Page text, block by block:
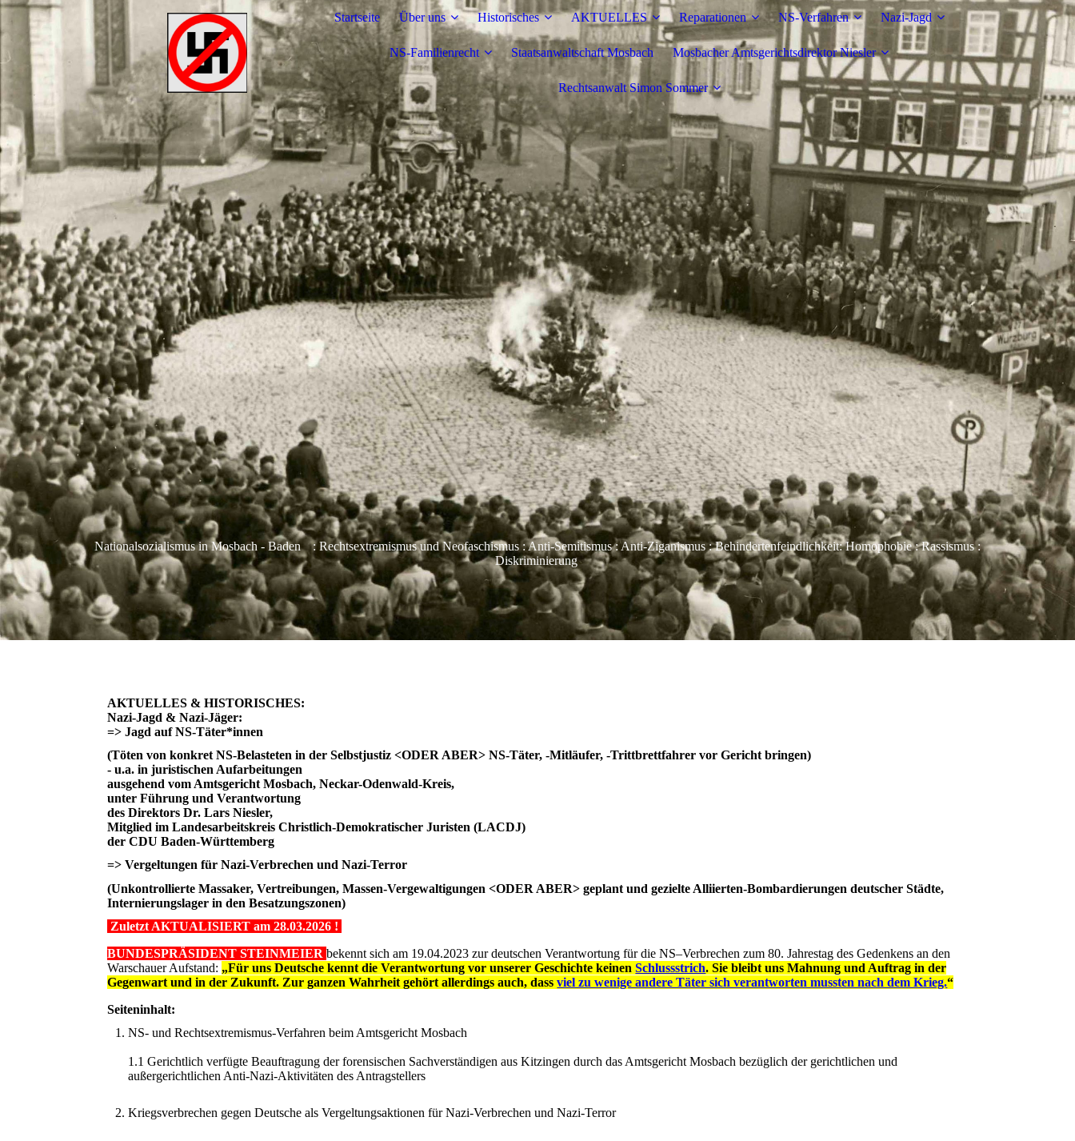
Startseite Über uns Historisches AKTUELLES Reparationen NS-Verfahren Nazi-Jagd
NS-Familienrecht Staatsanwaltschaft Mosbach Mosbacher Amtsgerichtsdirektor Niesler
Rechtsanwalt Simon Sommer
Nationalsozialismus in Mosbach - Baden
: Rechtsextremismus und Neofaschismus : Anti-Semitismus : Anti-Ziganismus : Behindertenfeindlichkeit: Homophobie : Rassismus :
Diskriminierung
AKTUELLES & HISTORISCHES:
Nazi-Jagd & Nazi-Jäger:
=> Jagd auf NS-Täter*innen
(Töten von konkret NS-Belasteten in der Selbstjustiz <ODER ABER> NS-Täter, -Mitläufer, -Trittbrettfahrer vor Gericht bringen)
- u.a. in juristischen Aufarbeitungen
ausgehend vom Amtsgericht Mosbach, Neckar-Odenwald-Kreis,
unter Führung und Verantwortung
des Direktors Dr. Lars Niesler,
Mitglied im Landesarbeitskreis Christlich-Demokratischer Juristen (LACDJ)
der CDU Baden-Württemberg
=> Vergeltungen für Nazi-Verbrechen und Nazi-Terror
(Unkontrollierte Massaker, Vertreibungen, Massen-Vergewaltigungen <ODER ABER> geplant und gezielte Alliierten-Bombardierungen deutscher Städte,
Internierungslager in den Besatzungszonen)
Zuletzt AKTUALISIERT am 28.03.2026 !
BUNDESPRÄSIDENT STEINMEIERbekennt sich am 19.04.2023 zur deutschen Verantwortung für die NS–Verbrechen zum 80. Jahrestag des Gedenkens an den
Warschauer Aufstand: „Für uns Deutsche kennt die Verantwortung vor unserer Geschichte keinenSchlussstrich. Sie bleibt uns Mahnung und Auftrag in der
Gegenwart und in der Zukunft. Zur ganzen Wahrheit gehört allerdings auch, dassviel zu wenige andere Täter sich verantworten mussten nach dem Krieg.“
Seiteninhalt:
NS- und Rechtsextremismus-Verfahren beim Amtsgericht Mosbach
1.1 Gerichtlich verfügte Beauftragung der forensischen Sachverständigen aus Kitzingen durch das Amtsgericht Mosbach bezüglich der gerichtlichen und
außergerichtlichen Anti-Nazi-Aktivitäten des Antragstellers
Kriegsverbrechen gegen Deutsche als Vergeltungsaktionen für Nazi-Verbrechen und Nazi-Terror